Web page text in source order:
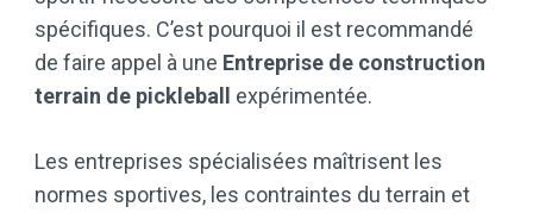
spécifiques. C’est pourquoi il est recommandé
de faire appel à une Entreprise de construction
terrain de pickleball expérimentée.
Les entreprises spécialisées maîtrisent les
normes sportives, les contraintes du terrain et